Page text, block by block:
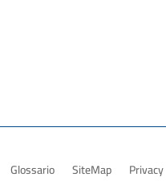
Glossario SiteMap